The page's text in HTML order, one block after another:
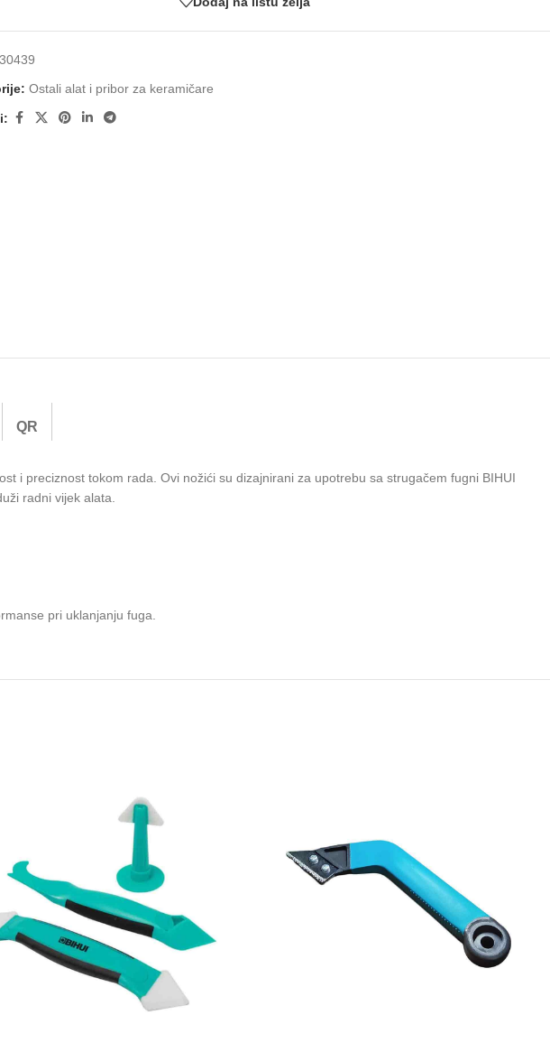
Ostali alat i pribor za keramičare
QR
i preciznost tokom rada. Ovi nožići su dizajnirani za upotrebu sa strugačem fugni BIHUI
radni vijek alata.
pri uklanjanju fuga.